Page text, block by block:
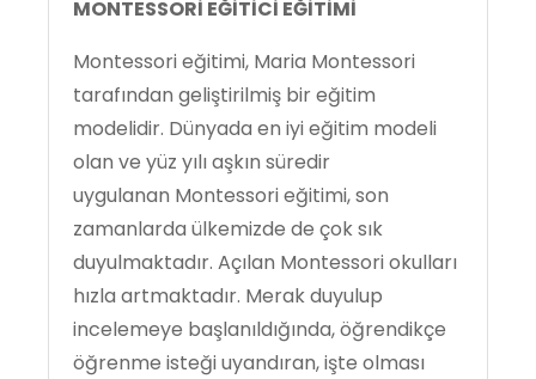
MONTESSORİ EĞİTİCİ EĞİTİMİ
Montessori eğitimi, Maria Montessori
tarafından geliştirilmiş bir eğitim
modelidir. Dünyada en iyi eğitim modeli
olan ve yüz yılı aşkın süredir
uygulanan Montessori eğitimi, son
zamanlarda ülkemizde de çok sık
duyulmaktadır. Açılan Montessori okulları
hızla artmaktadır. Merak duyulup
incelemeye başlanıldığında, öğrendikçe
öğrenme isteği uyandıran, işte olması